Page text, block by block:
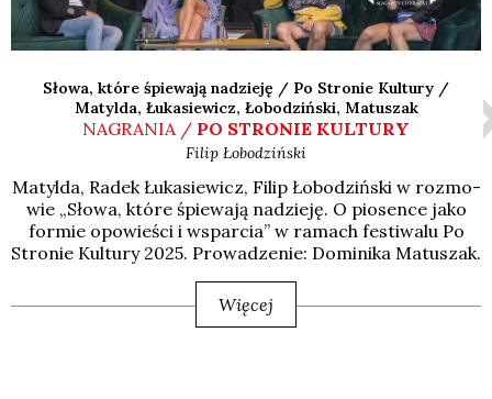
Słowa, które śpiewają nadzieję / Po Stronie Kultury /
Matylda, Łukasiewicz, Łobodziński, Matuszak
NAGRANIA / PO STRONIE KULTURY
Filip Łobodziński
Matyl­da, Radek Łuka­sie­wicz, Filip Łobo­dziń­ski w roz­mo­
wie „Sło­wa, któ­re śpie­wa­ją nadzie­ję. O pio­sen­ce jako
for­mie opo­wie­ści i wspar­cia” w ramach festi­wa­lu Po
Stro­nie Kul­tu­ry 2025. Pro­wa­dze­nie: Domi­ni­ka Matu­szak.
Więcej